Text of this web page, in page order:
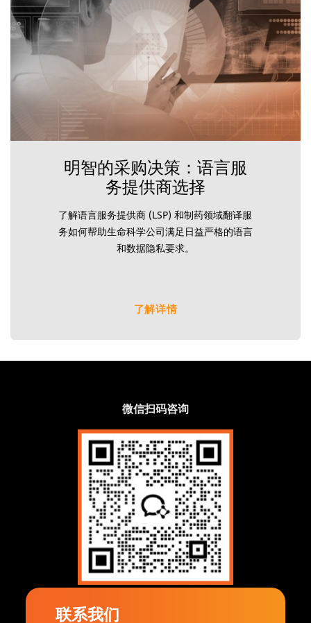
明智的采购决策：语言服
务提供商选择
了解语言服务提供商 (LSP) 和制药领域翻译服
务如何帮助生命科学公司满足日益严格的语言
和数据隐私要求。
了解详情
微信扫码咨询
联系我们